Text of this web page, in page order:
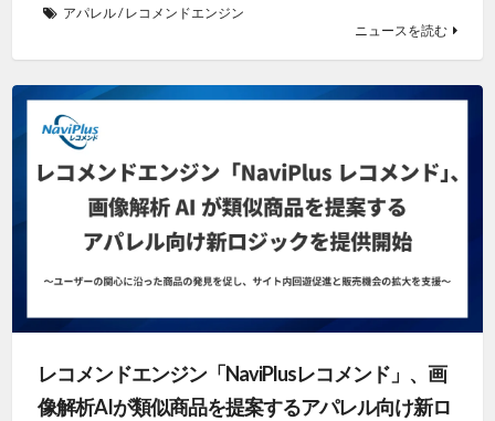
アパレル/レコメンドエンジン
ニュースを読む
レコメンドエンジン「NaviPlusレコメンド」、画
像解析AIが類似商品を提案するアパレル向け新ロ